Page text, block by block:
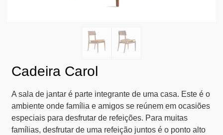
Cadeira Carol
A sala de jantar é parte integrante de uma casa. Este é o
ambiente onde família e amigos se reúnem em ocasiões
especiais para desfrutar de refeições. Para muitas
famílias, desfrutar de uma refeição juntos é o ponto alto